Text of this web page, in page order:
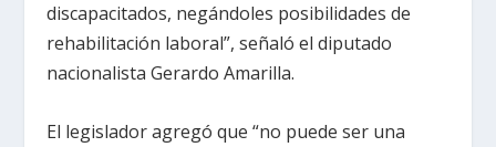
discapacitados, negándoles posibilidades de
rehabilitación laboral”, señaló el diputado
nacionalista Gerardo Amarilla.
El legislador agregó que “no puede ser una